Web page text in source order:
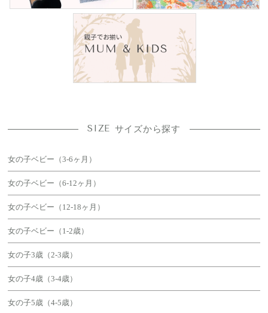
SIZE サイズから探す
女の子ベビー（3-6ヶ月）
女の子ベビー（6-12ヶ月）
女の子ベビー（12-18ヶ月）
女の子ベビー（1-2歳）
女の子3歳（2-3歳）
女の子4歳（3-4歳）
女の子5歳（4-5歳）